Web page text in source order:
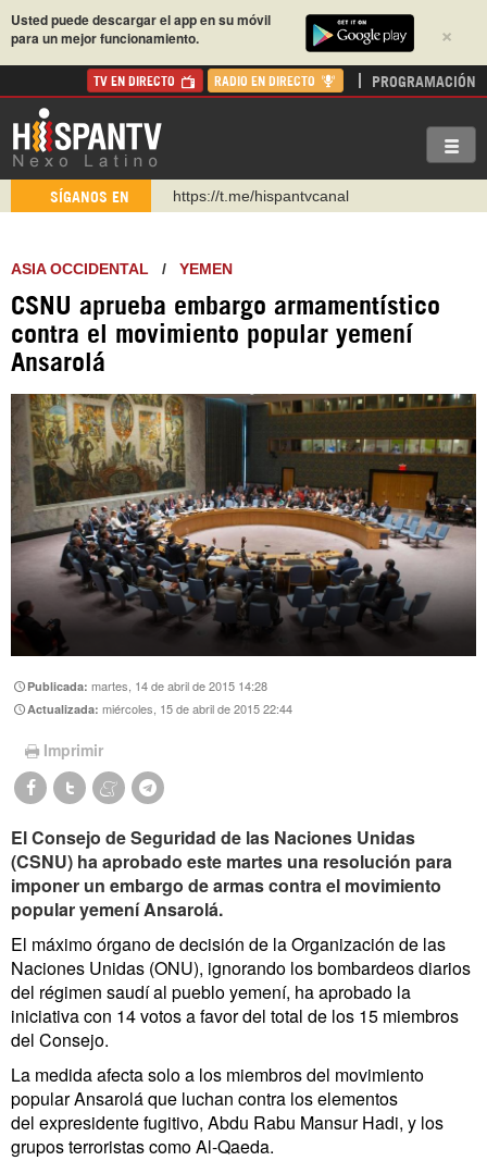
×
Usted puede descargar el app en su móvil
para un mejor funcionamiento.
TV EN DIRECTO RADIO EN DIRECTO PROGRAMACIÓN
SÍGANOS EN
https://t.me/hispantvcanal
WhatsApp y Viber: +98 921 79 29 404
Instagram como: hispan_tv
https://www.facebook.com/Nexolatino.Canal
http://twitter.com/nexo_latino
ASIA OCCIDENTAL / YEMEN
CSNU aprueba embargo armamentístico
contra el movimiento popular yemení
Ansarolá
Publicada:martes, 14 de abril de 2015 14:28
Actualizada:miércoles, 15 de abril de 2015 22:44
Imprimir
El Consejo de Seguridad de las Naciones Unidas
(CSNU) ha aprobado este martes una resolución para
imponer un embargo de armas contra el movimiento
popular yemení Ansarolá.
El máximo órgano de decisión de la Organización de las
Naciones Unidas (ONU), ignorando los bombardeos diarios
del régimen saudí al pueblo yemení, ha aprobado la
iniciativa con 14 votos a favor del total de los 15 miembros
del Consejo.
La medida afecta solo a los miembros del movimiento
popular Ansarolá que luchan contra los elementos
del expresidente fugitivo, Abdu Rabu Mansur Hadi, y los
grupos terroristas como Al-Qaeda.